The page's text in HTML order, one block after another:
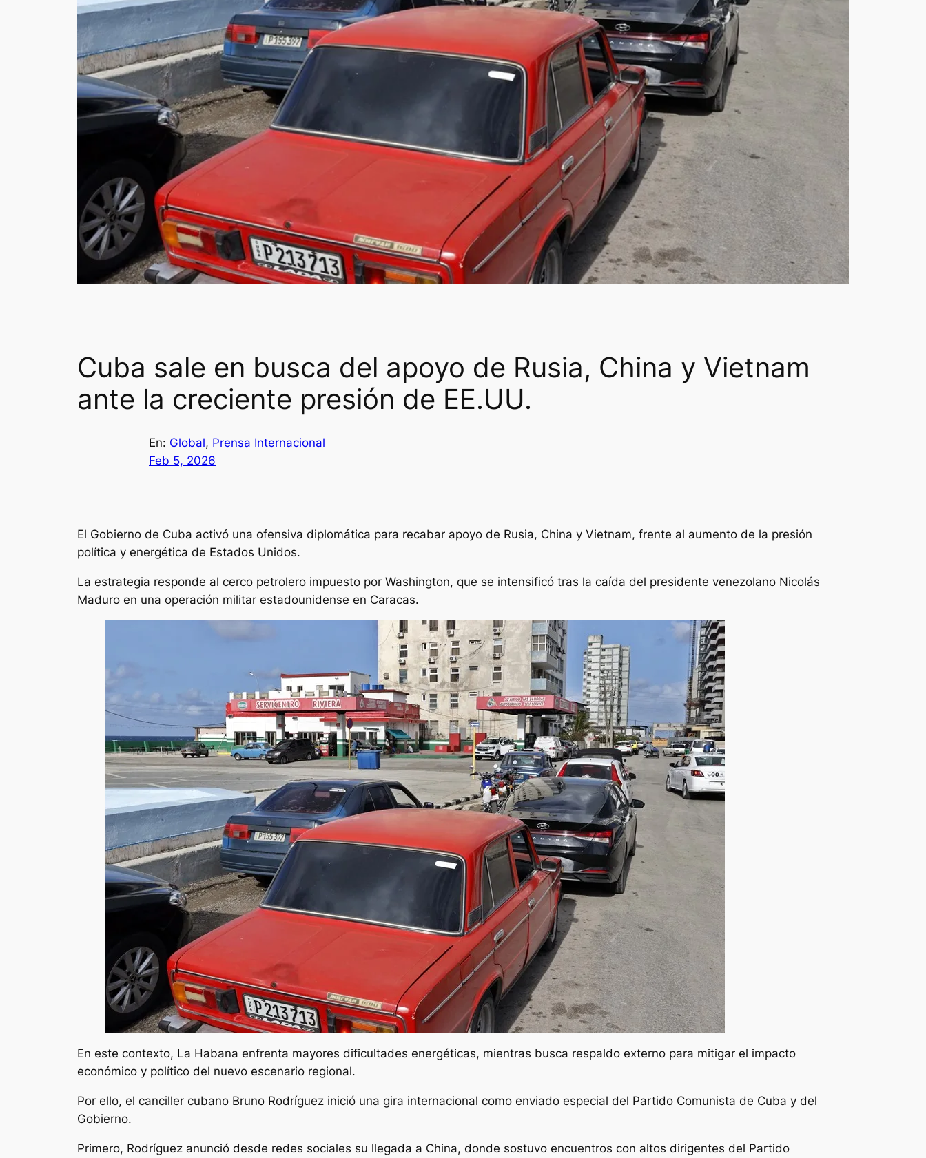
Cuba sale en busca del apoyo de Rusia, China y Vietnam
ante la creciente presión de EE.UU.
En: Global, Prensa Internacional
Feb 5, 2026
El Gobierno de Cuba activó una ofensiva diplomática para recabar apoyo de Rusia, China y Vietnam, frente al aumento de la presión
política y energética de Estados Unidos.
La estrategia responde al cerco petrolero impuesto por Washington, que se intensificó tras la caída del presidente venezolano Nicolás
Maduro en una operación militar estadounidense en Caracas.
En este contexto, La Habana enfrenta mayores dificultades energéticas, mientras busca respaldo externo para mitigar el impacto
económico y político del nuevo escenario regional.
Por ello, el canciller cubano Bruno Rodríguez inició una gira internacional como enviado especial del Partido Comunista de Cuba y del
Gobierno.
Primero, Rodríguez anunció desde redes sociales su llegada a China, donde sostuvo encuentros con altos dirigentes del Partido